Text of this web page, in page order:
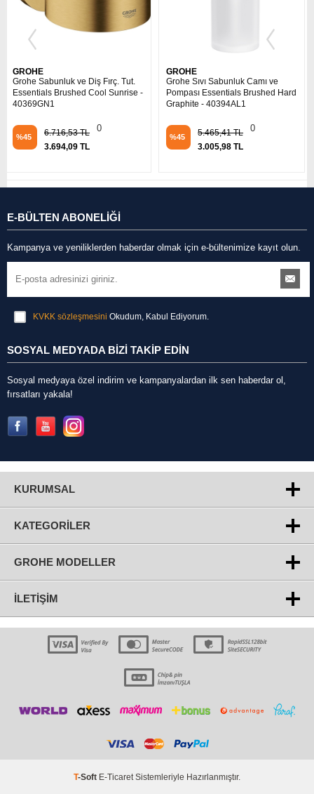
GROHE
Grohe Sıvı Sabunluk Camı ve
Pompası Essentials Brushed Hard
Graphite - 40394AL1
%45
5.465,41 TL
3.005,98 TL
0
GROHE
Grohe Sıvı Sabunluk Camı ve
Pompası Essentials Cool Sunrise
- 40394GL1
%45
5.136,17 TL
2.824,89 TL
0
E-BÜLTEN ABONELİĞİ
Kampanya ve yeniliklerden haberdar olmak için e-bültenimize kayıt olun.
KVKK sözleşmesini Okudum, Kabul Ediyorum.
SOSYAL MEDYADA BİZİ TAKİP EDİN
Sosyal medyaya özel indirim ve kampanyalardan ilk sen haberdar ol,
fırsatları yakala!
KURUMSAL
KATEGORILER
GROHE MODELLER
İLETIŞIM
T-Soft E-Ticaret Sistemleriyle Hazırlanmıştır.